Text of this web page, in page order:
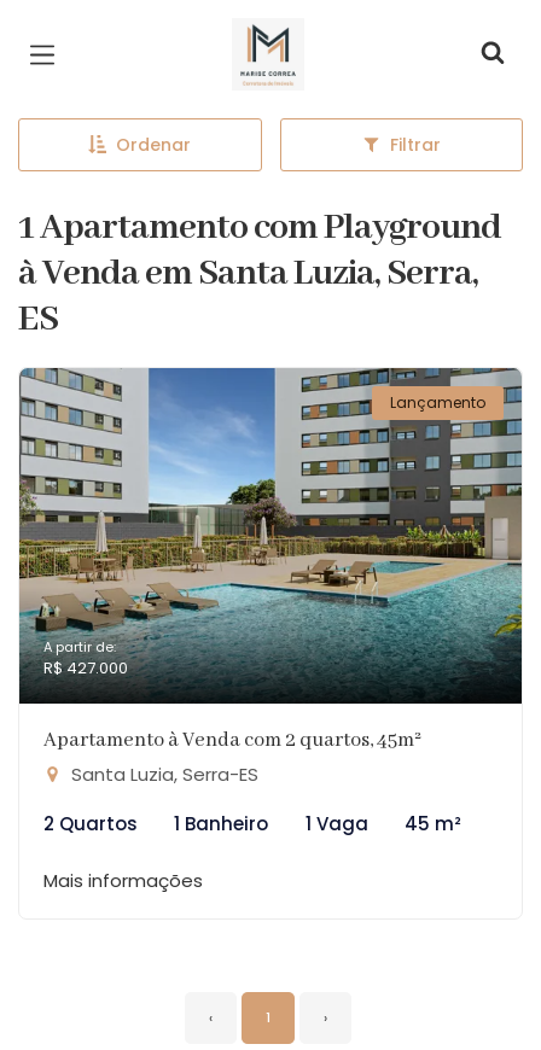
Página inicial
Ordenar Filtrar
1 Apartamento com Playground
à Venda em Santa Luzia, Serra,
ES
Lançamento
A partir de:
R$ 427.000
Apartamento à Venda com 2 quartos, 45m²
Santa Luzia, Serra-ES
2 Quartos
1 Banheiro 1 Vaga 45 m²
Mais informações
‹ 1 ›